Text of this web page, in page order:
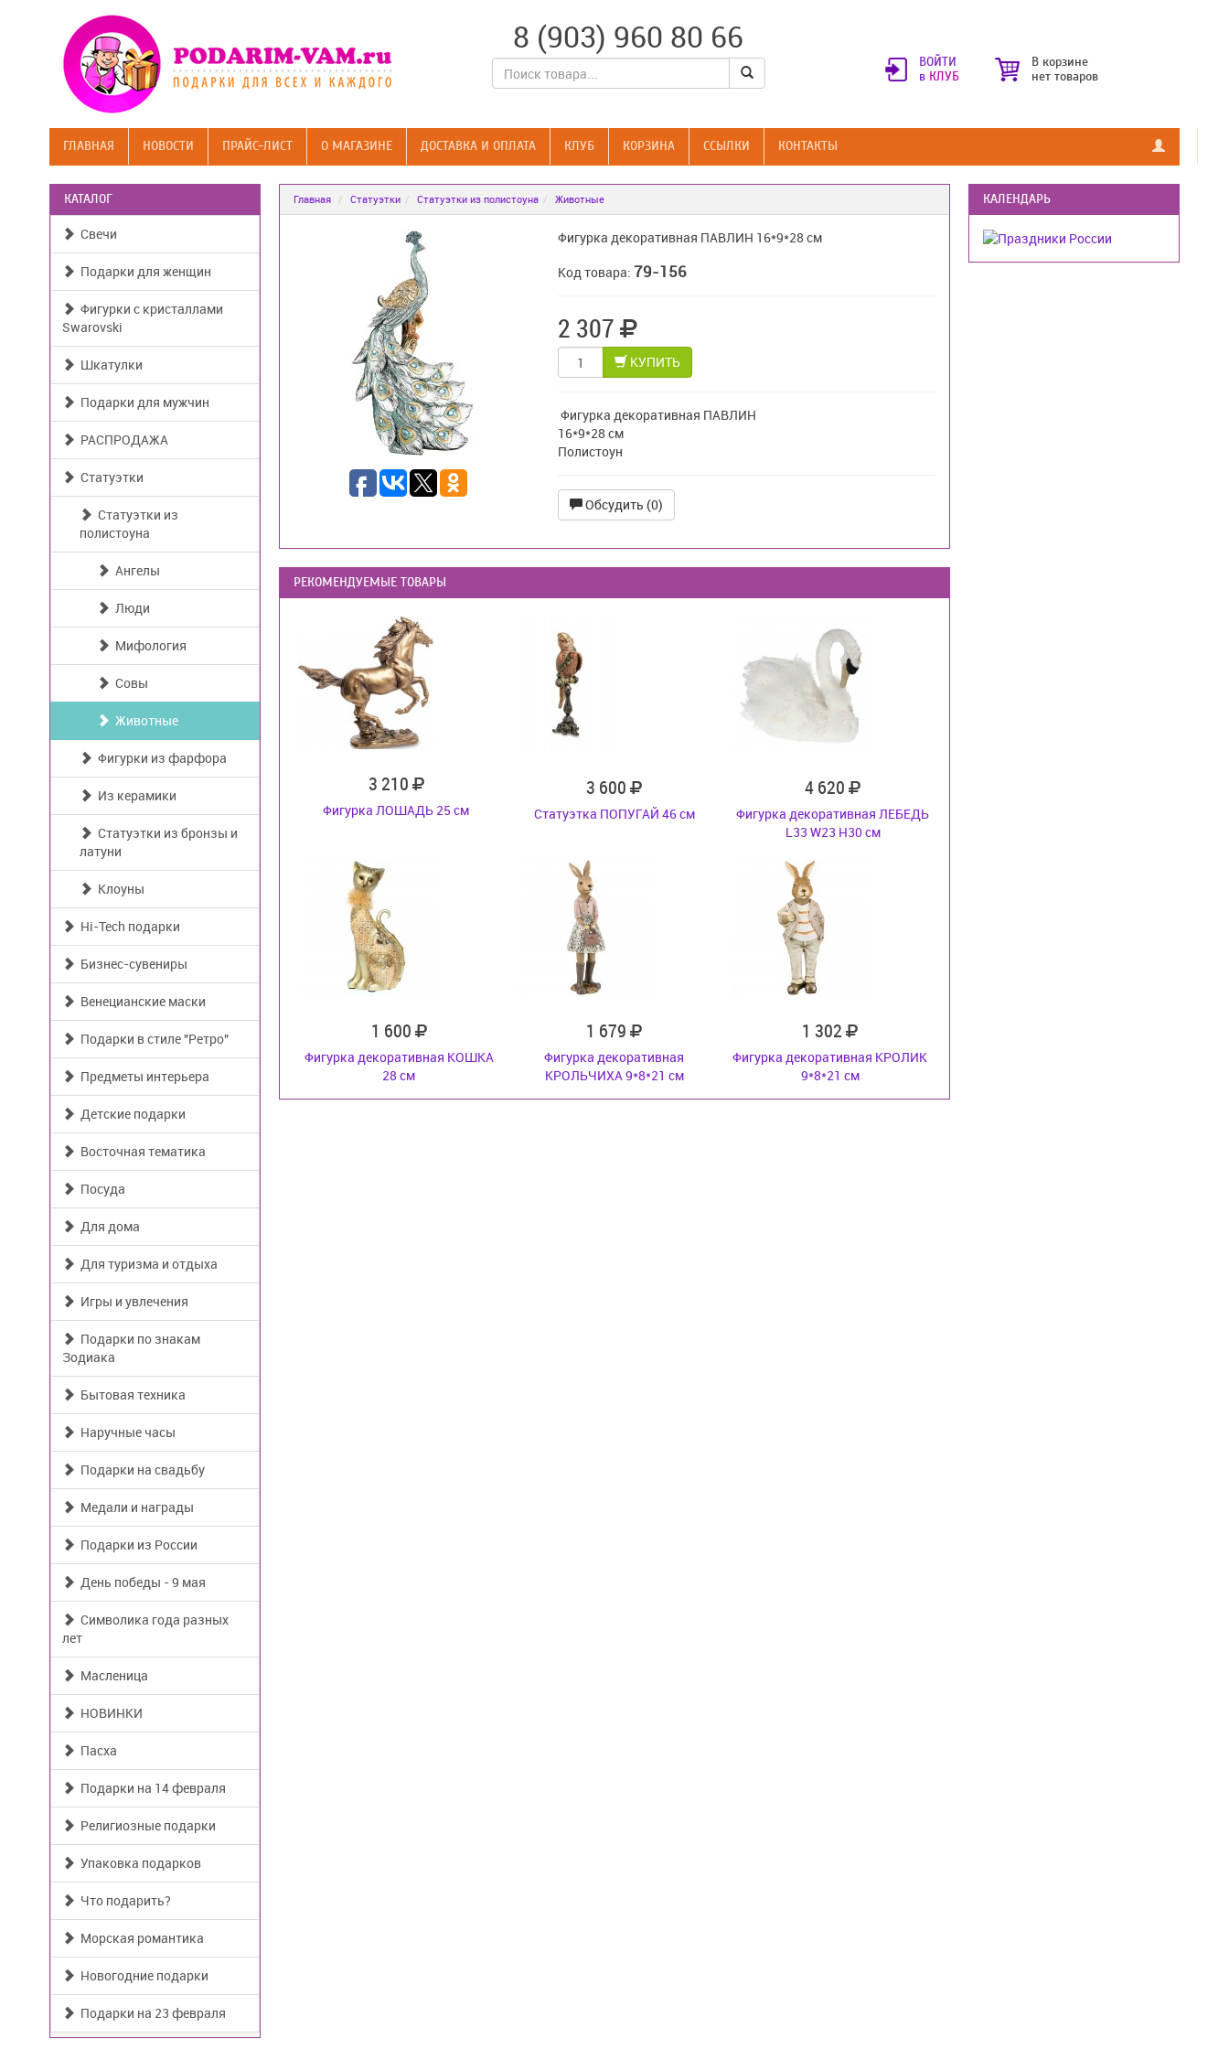
8 (903) 960 80 66
ВОЙТИ
в КЛУБ
В корзине
нет товаров
ГЛАВНАЯ НОВОСТИ ПРАЙС-ЛИСТ О МАГАЗИНЕ ДОСТАВКА И ОПЛАТА КЛУБ КОРЗИНА CСЫЛКИ КОНТАКТЫ
КАТАЛОГ
Свечи
Подарки для женщин
Фигурки с кристаллами
Swarovski
Шкатулки
Подарки для мужчин
РАСПРОДАЖА
Статуэтки
Статуэтки из
полистоуна
Ангелы
Люди
Мифология
Совы
Животные
Фигурки из фарфора
Из керамики
Статуэтки из бронзы и
латуни
Клоуны
Hi-Tech подарки
Бизнес-сувениры
Венецианские маски
Подарки в стиле "Ретро"
Предметы интерьера
Детские подарки
Восточная тематика
Посуда
Для дома
Для туризма и отдыха
Игры и увлечения
Подарки по знакам
Зодиака
Бытовая техника
Наручные часы
Подарки на свадьбу
Медали и награды
Подарки из России
День победы - 9 мая
Символика года разных
лет
Масленица
НОВИНКИ
Пасха
Подарки на 14 февраля
Религиозные подарки
Упаковка подарков
Что подарить?
Морская романтика
Новогодние подарки
Подарки на 23 февраля
Главная Статуэтки Статуэтки из полистоуна Животные
Фигурка декоративная ПАВЛИН 16*9*28 см
Код товара: 79-156
2 307
КУПИТЬ
Фигурка декоративная ПАВЛИН
16*9*28 см
Полистоун
Обсудить (0)
РЕКОМЕНДУЕМЫЕ ТОВАРЫ
3 210
Фигурка ЛОШАДЬ 25 см
3 600
Статуэтка ПОПУГАЙ 46 см
4 620
Фигурка декоративная ЛЕБЕДЬ
L33 W23 H30 см
1 600
Фигурка декоративная КОШКА
28 см
1 679
Фигурка декоративная
КРОЛЬЧИХА 9*8*21 см
1 302
Фигурка декоративная КРОЛИК
9*8*21 см
КАЛЕНДАРЬ